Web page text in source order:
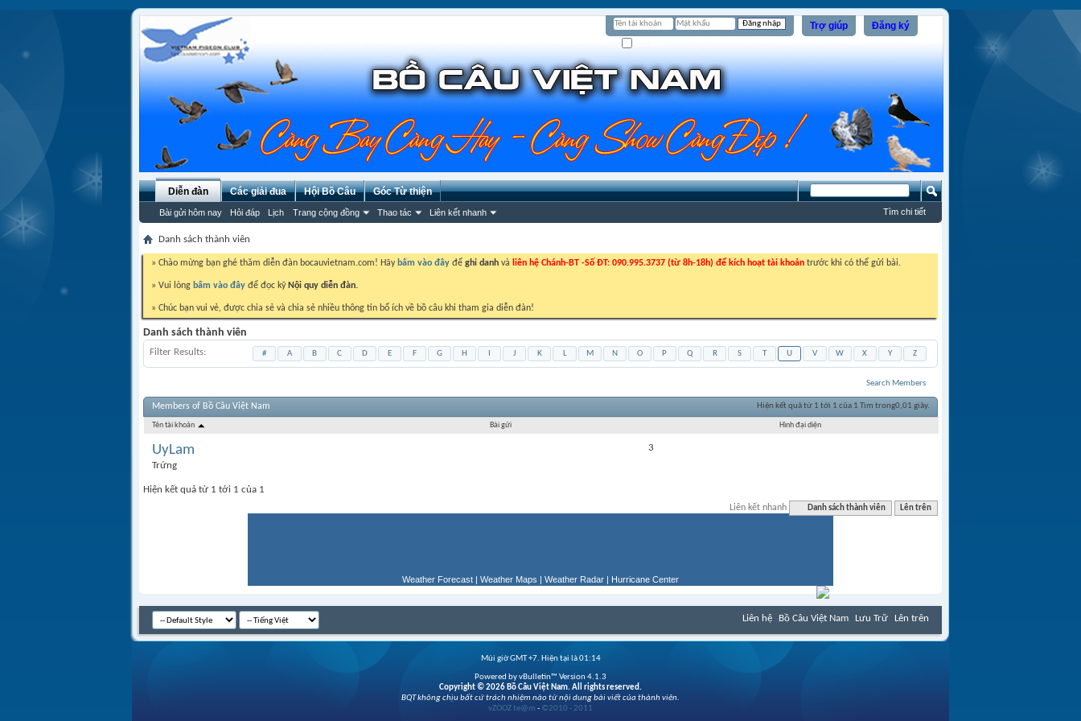
Đăng ký
Trợ giúp
Diễn đàn
Bài gửi hôm nay Hỏi đáp Lịch Trang cộng đồng Thao tác Liên kết nhanh
Các giải đua Hội Bồ Câu Góc Từ thiện
Tìm chi tiết
Danh sách thành viên
» Chào mừng bạn ghé thăm diễn đàn bocauvietnam.com! Hãy bấm vào đây để ghi danh và liên hệ Chánh-BT -Số ĐT: 090.995.3737 (từ 8h-18h) để kích hoạt tài khoản trước khi có thể gửi bài.
» Vui lòng bấm vào đây để đọc kỹ Nội quy diễn đàn.
» Chúc bạn vui vẻ, được chia sẻ và chia sẻ nhiều thông tin bổ ích về bồ câu khi tham gia diễn đàn!
Danh sách thành viên
Filter Results # A B C D E F G H J K L M N O P Q R S T U V W X Y Z
Search Members
Hiện kết quả từ 1 tới 1 của 1 Tìm trong0,01 giây.
Members of Bồ Câu Việt Nam
Tên tài khoản Bài gửi Hình đại diện
UyLam
Trứng
3
Hiện kết quả từ 1 tới 1 của 1
Liên kết nhanh Danh sách thành viên Lên trên
Weather Forecast | Weather Maps | Weather Radar | Hurricane Center
Liên hệ Bồ Câu Việt Nam Lưu Trữ Lên trên
Múi giờ GMT +7. Hiện tại là01:14
Powered by vBulletin™ Version 4.1.3
Copyright © 2026 Bồ Câu Việt Nam. All rights reserved.
BQT không chịu bất cứ trách nhiệm nào từ nội dung bài viết của thành viên.
vZOOZ te@m - ©2010 - 2011